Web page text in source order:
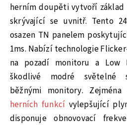
herním doupěti vytvoří
skrývající se uvnitř. Tento
osazen TN panelem
1ms. Nabízí technologie
na pozadí monitoru a Low
škodlivé modré světelné
běžnými monitory.
herních funkcí vylepšující
disponuje obnovovací